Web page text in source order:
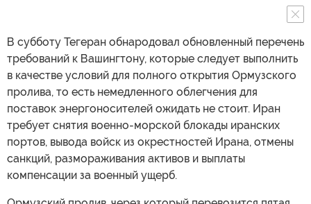
В субботу Тегеран обнародовал обновленный перечень
требований к Вашингтону, которые следует выполнить
в качестве условий для полного открытия Ормузского
пролива, то есть немедленного облегчения для
поставок энергоносителей ожидать не стоит. Иран
требует снятия военно-морской блокады иранских
портов, вывода войск из окрестностей Ирана, отмены
санкций, размораживания активов и выплаты
компенсации за военный ущерб.